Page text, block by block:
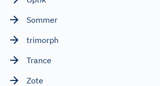
Sommer
trimorph
Trance
Zote